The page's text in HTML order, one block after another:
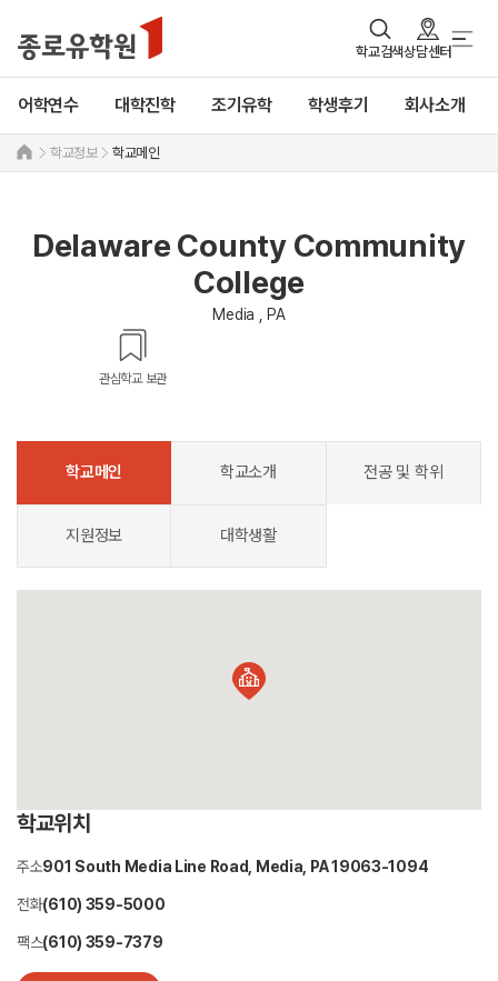
학교검색상담센터
어학연수 대학진학 조기유학 학생후기 회사소개
학교정보 학교메인
Delaware County Community
College
Media , PA
관심학교 보관
학교메인 학교소개 전공 및 학위
지원정보 대학생활
학교위치
주소901 South Media Line Road, Media, PA 19063-1094
전화(610) 359-5000
팩스(610) 359-7379